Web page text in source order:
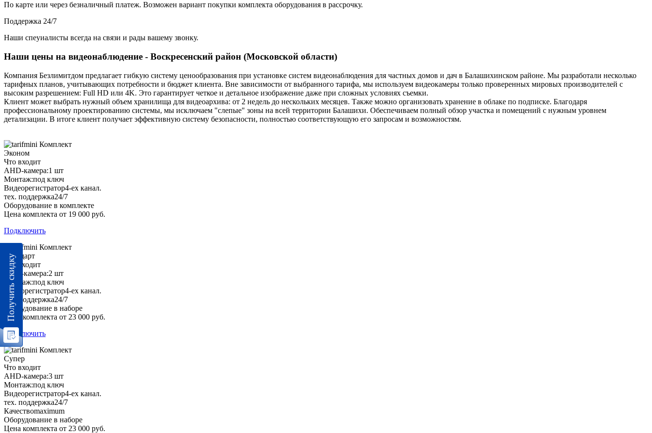
По карте или через безналичный платеж. Возможен вариант покупки комплекта оборудования в рассрочку.
Поддержка 24/7
Наши спеуиалисты всегда на связи и рады вашему звонку.
Наши цены на видеонаблюдение - Воскресенский район (Московской области)
Компания Безлимитдом предлагает гибкую систему ценообразования при установке систем видеонаблюдения для частных домов и дач в Балашихинском районе. Мы разработали несколько
тарифных планов, учитывающих потребности и бюджет клиента. Вне зависимости от выбранного тарифа, мы используем видеокамеры только проверенных мировых производителей с
высоким разрешением: Full HD или 4K. Это гарантирует четкое и детальное изображение даже при сложных условиях съемки.
Клиент может выбрать нужный объем хранилища для видеоархива: от 2 недель до нескольких месяцев. Также можно организовать хранение в облаке по подписке. Благодаря
профессиональному проектированию системы, мы исключаем "слепые" зоны на всей территории Балашихи. Обеспечиваем полный обзор участка и помещений с нужным уровнем
детализации. В итоге клиент получает эффективную систему безопасности, полностью соответствующую его запросам и возможностям.
Комплект
Эконом
Что входит
AHD-камера:1 шт
Монтаж:под ключ
Видеорегистратор4-ех канал.
тех. поддержка24/7
Оборудование в комплекте
Цена комплекта от 19 000 руб.
Подключить
Комплект
Стандарт
Что входит
AHD-камера:2 шт
Монтаж:под ключ
Видеорегистратор4-ех канал.
тех. поддержка24/7
Оборудование в наборе
Цена комплекта от 23 000 руб.
Подключить
Комплект
Супер
Что входит
AHD-камера:3 шт
Монтаж:под ключ
Видеорегистратор4-ех канал.
тех. поддержка24/7
Качествоmaximum
Оборудование в наборе
Цена комплекта от 23 000 руб.
Получить скидку